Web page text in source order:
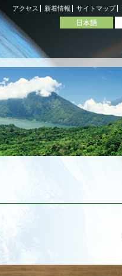
アクセス 新着情報 サイトマップ